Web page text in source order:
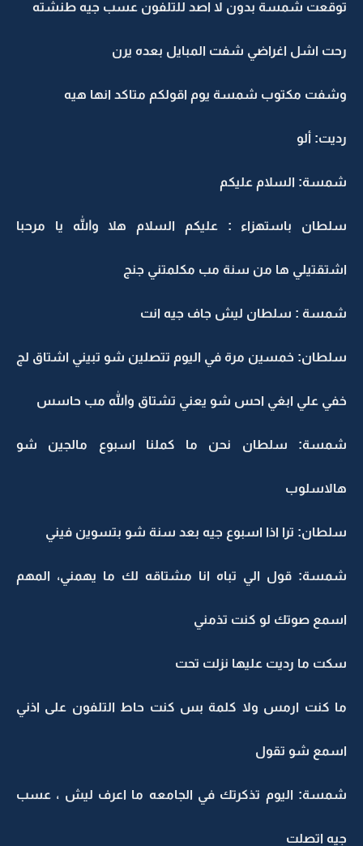
توقعت شمسة بدون لا اصد للتلفون عسب جيه طنشته
رحت اشل اغراضي شفت المبايل بعده يرن
وشفت مكتوب شمسة يوم اقولكم متاكد انها هيه
رديت: ألو
شمسة: السلام عليكم
سلطان باستهزاء : عليكم السلام هلا والله يا مرحبا
اشتقتيلي ها من سنة مب مكلمتني جنج
شمسة : سلطان ليش جاف جيه انت
سلطان: خمسين مرة في اليوم تتصلين شو تبيني اشتاق لج
خفي علي ابغي احس شو يعني تشتاق والله مب حاسس
شمسة: سلطان نحن ما كملنا اسبوع مالجين شو
هالاسلوب
سلطان: ترا اذا اسبوع جيه بعد سنة شو بتسوين فيني
شمسة: قول الي تباه انا مشتاقه لك ما يهمني، المهم
اسمع صوتك لو كنت تذمني
سكت ما رديت عليها نزلت تحت
ما كنت ارمس ولا كلمة بس كنت حاط التلفون على اذني
اسمع شو تقول
شمسة: اليوم تذكرتك في الجامعه ما اعرف ليش ، عسب
جيه اتصلت